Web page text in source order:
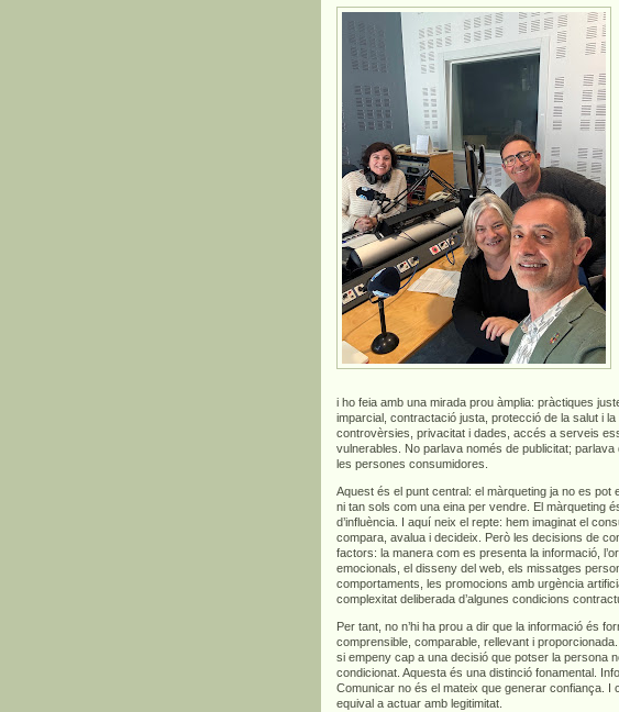
i ho feia amb una mirada prou àmplia: pràctiques
imparcial, contractació justa, protecció de la salut i
controvèrsies, privacitat i dades, accés a serveis
vulnerables. No parlava només de publicitat;
les persones consumidores.
Aquest és el punt central: el màrqueting ja no es pot
ni tan sols com una eina per vendre. El màrqueting
d’influència. I aquí neix el repte: hem imaginat el
compara, avalua i decideix. Però les decisions de
factors: la manera com es presenta la informació,
emocionals, el disseny del web, els missatges
comportaments, les promocions amb urgència
complexitat deliberada d’algunes condicions
Per tant, no n’hi ha prou a dir que la informació és
comprensible, comparable, rellevant i
si empeny cap a una decisió que potser la persona
condicionat. Aquesta és una distinció fonamental.
Comunicar no és el mateix que generar confiança. I
equival a actuar amb legitimitat.